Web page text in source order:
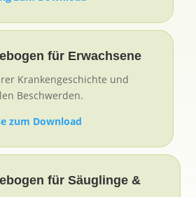
für Erwachsene
Krankengeschichte und
Beschwerden.
zum Download
für Säuglinge &